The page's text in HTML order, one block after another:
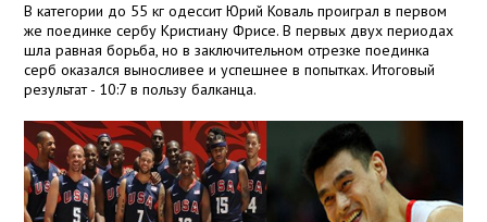
В категории до 55 кг одессит Юрий Коваль проиграл в первом
же поединке сербу Кристиану Фрисе. В первых двух периодах
шла равная борьба, но в заключительном отрезке поединка
серб оказался выносливее и успешнее в попытках. Итоговый
результат - 10:7 в пользу балканца.